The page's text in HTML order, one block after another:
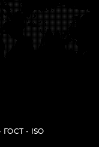
ГОСТ - ISO